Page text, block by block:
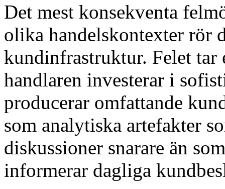
Det mest konsekventa
olika handelskontexter rör
kundinfrastruktur. Felet
handlaren investerar i
producerar omfattande
som analytiska artefakter
diskussioner snarare än
informerar dagliga